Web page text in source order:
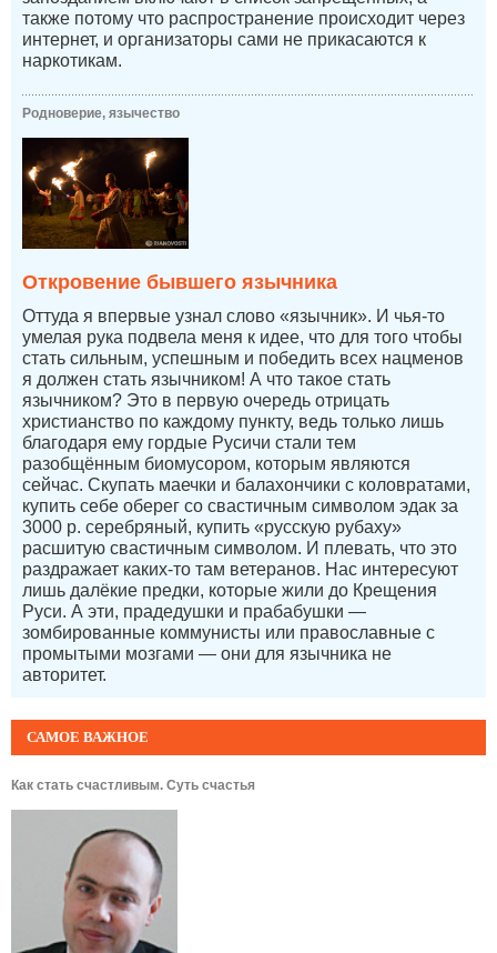
САМОЕ ВАЖНОЕ
Как стать счастливым. Суть счастья
также потому что распространение происходит через
интернет, и организаторы сами не прикасаются к
наркотикам.
Родноверие, язычество
Откровение бывшего язычника
Оттуда я впервые узнал слово «язычник». И чья-то
умелая рука подвела меня к идее, что для того чтобы
стать сильным, успешным и победить всех нацменов
я должен стать язычником! А что такое стать
язычником? Это в первую очередь отрицать
христианство по каждому пункту, ведь только лишь
благодаря ему гордые Русичи стали тем
разобщённым биомусором, которым являются
сейчас. Скупать маечки и балахончики с коловратами,
купить себе оберег со свастичным символом эдак за
3000 р. серебряный, купить «русскую рубаху»
расшитую свастичным символом. И плевать, что это
раздражает каких-то там ветеранов. Нас интересуют
лишь далёкие предки, которые жили до Крещения
Руси. А эти, прадедушки и прабабушки —
зомбированные коммунисты или православные с
промытыми мозгами — они для язычника не
авторитет.